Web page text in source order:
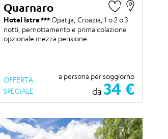
Quarnaro
Hotel Istra Opatija, Croazia,1 o 2 o 3
notti , pernottamento e prima colazione
opzionale mezza pensione
OFFERTA
SPECIALE
a persona per soggiorno
da 34 €